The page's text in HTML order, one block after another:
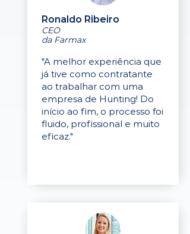
Ronaldo Ribeiro
CEO
da Farmax
"A melhor experiência que
já tive como contratante
ao trabalhar com uma
empresa de Hunting! Do
início ao fim, o processo foi
fluido, profissional e muito
eficaz."